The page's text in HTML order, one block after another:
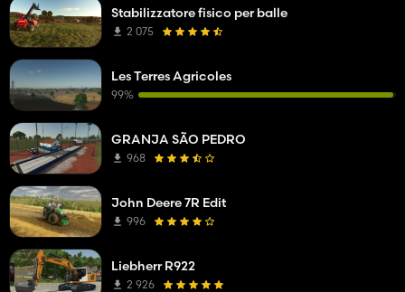
Stabilizzatore fisico per balle
2 075
Les Terres Agricoles
99%
GRANJA SÃO PEDRO
968
John Deere 7R Edit
996
Liebherr R922
2 926